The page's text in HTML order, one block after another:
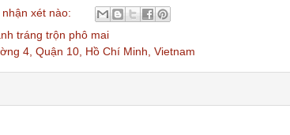
nhận xét nào:
tráng trộn phô mai
4, Quận 10, Hồ Chí Minh, Vietnam